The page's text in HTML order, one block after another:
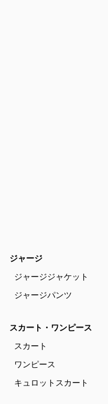
ジャージ
ジャージジャケット
ジャージパンツ
スカート・ワンピース
スカート
ワンピース
キュロットスカート